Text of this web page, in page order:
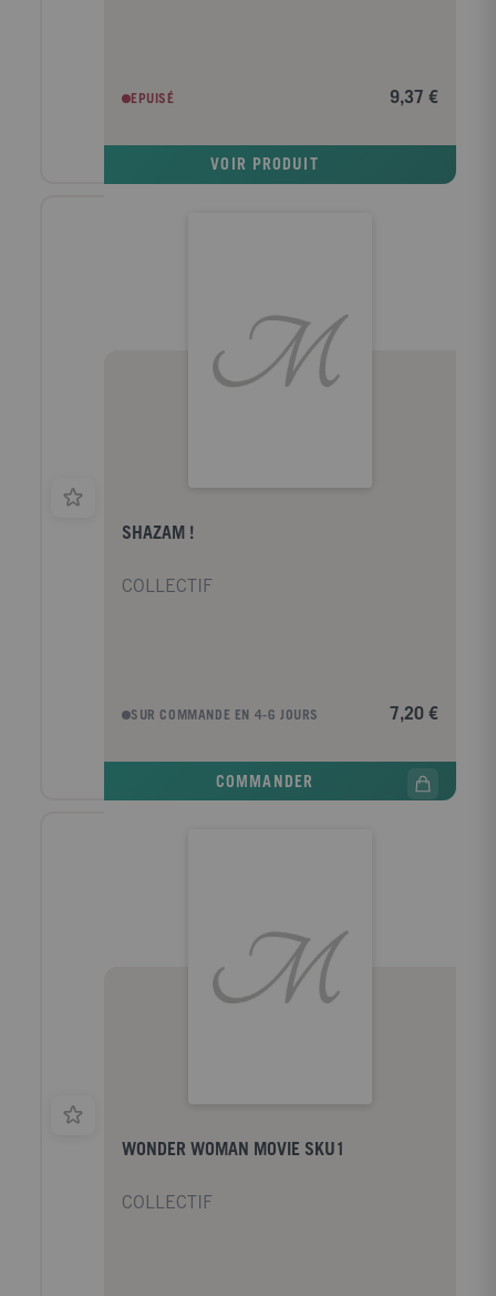
EPUISÉ 9,37 €
VOIR PRODUIT
SHAZAM !
COLLECTIF
SUR COMMANDE EN 4-6 JOURS 7,20 €
COMMANDER
WONDER WOMAN MOVIE SKU1
COLLECTIF